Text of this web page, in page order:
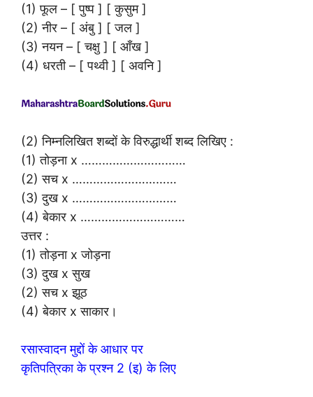
(1) फूल – [ पुष्प ] [ कुसुम ]
(2) नीर – [ अंबु ] [ जल ]
(3) नयन – [ चक्षु ] [ आँख ]
(4) धरती – [ पथ्वी ] [ अवनि ]
(2) निम्नलिखित शब्दों के विरुद्धार्थी शब्द लिखिए :
(1) तोड़ना x …………………………
(2) सच x …………………………
(3) दुख x …………………………
(4) बेकार x …………………………
उत्तर :
(1) तोड़ना x जोड़ना
(3) दुख x सुख
(2) सच x झूठ
(4) बेकार x साकार।
रसास्वादन मुद्दों के आधार पर
कृतिपत्रिका के प्रश्न 2 (इ) के लिए